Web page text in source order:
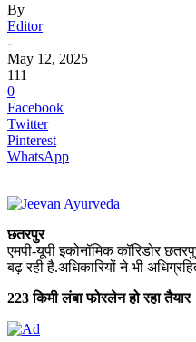
By
Editor
-
May 12, 2025
111
0
Facebook
Twitter
Pinterest
WhatsApp
छतरपुर
एमपी-यूपी इकोनॉमिक कॉरिडोर
बढ़ रही है.अधिकारियों ने भी
223 किमी लंबा फोरलेन हो रहा तैयार